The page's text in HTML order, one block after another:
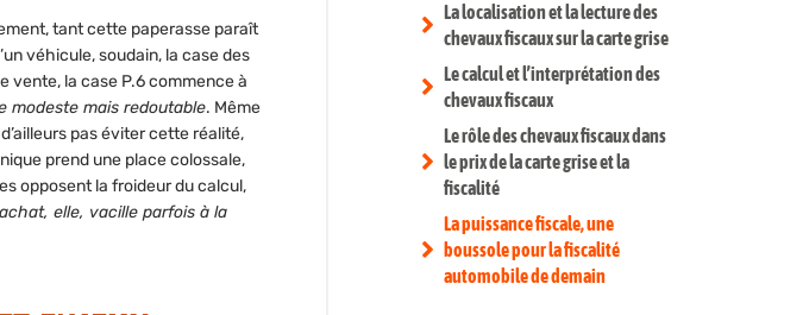
tant cette paperasse paraît
véhicule, soudain, la case des
vente, la case P.6 commence à
modeste mais redoutable. Même
pas éviter cette réalité,
prend une place colossale,
opposent la froideur du calcul,
elle, vacille parfois à la
La localisation et la lecture des
chevaux fiscaux sur la carte grise
Le calcul et l’interprétation des
chevaux fiscaux
Le rôle des chevaux fiscaux dans
le prix de la carte grise et la
fiscalité
La puissance fiscale, une
boussole pour la fiscalité
automobile de demain